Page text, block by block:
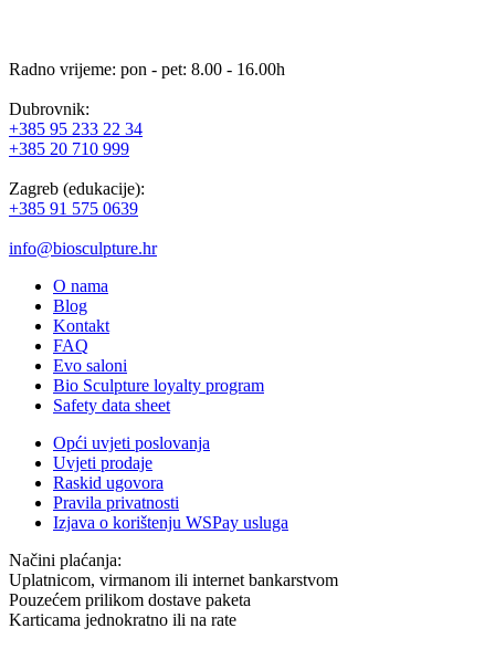
Radno vrijeme: pon - pet: 8.00 - 16.00h
Dubrovnik:
+385 95 233 22 34
+385 20 710 999
Zagreb (edukacije):
+385 91 575 0639
info@biosculpture.hr
O nama
Blog
Kontakt
FAQ
Evo saloni
Bio Sculpture loyalty program
Safety data sheet
Opći uvjeti poslovanja
Uvjeti prodaje
Raskid ugovora
Pravila privatnosti
Izjava o korištenju WSPay usluga
Načini plaćanja:
Uplatnicom, virmanom ili internet bankarstvom
Pouzećem prilikom dostave paketa
Karticama jednokratno ili na rate